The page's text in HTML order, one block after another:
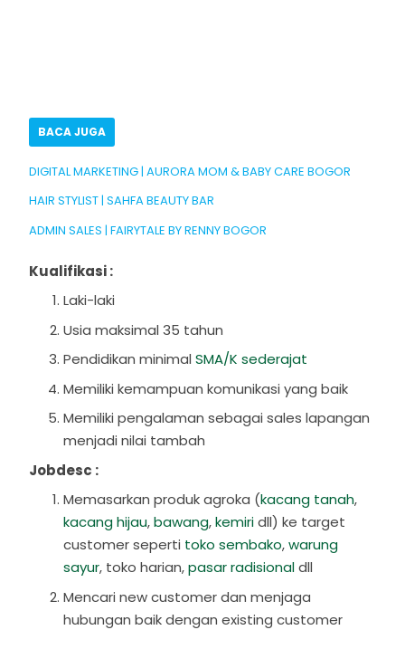
BACA JUGA
DIGITAL MARKETING | AURORA MOM & BABY CARE BOGOR
HAIR STYLIST | SAHFA BEAUTY BAR
ADMIN SALES | FAIRYTALE BY RENNY BOGOR
Kualifikasi :
Laki-laki
Usia maksimal 35 tahun
Pendidikan minimal SMA/K sederajat
Memiliki kemampuan komunikasi yang baik
Memiliki pengalaman sebagai sales lapangan
menjadi nilai tambah
Jobdesc :
Memasarkan produk agroka (kacang tanah,
kacang hijau,bawang,kemiridll) ke target
customer seperti toko sembako,warung
sayur, toko harian,pasar radisionaldll
Mencari new customer dan menjaga
hubungan baik dengan existing customer